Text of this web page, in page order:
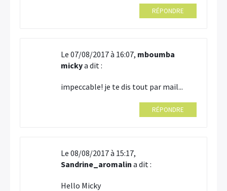
RÉPONDRE
Le 07/08/2017 à 16:07, mboumba
mickya dit :
impeccable! je te dis tout par mail...
RÉPONDRE
Le 08/08/2017 à 15:17,
Sandrine_aromalin a dit :
Hello Micky